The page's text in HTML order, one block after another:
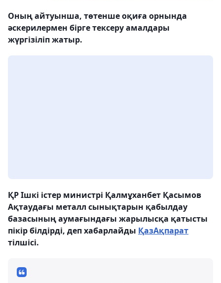
Оның айтуынша, төтенше оқиға орнында
әскерилермен бірге тексеру амалдары
жүргізіліп жатыр.
ҚР Ішкі істер министрі Қалмұханбет Қасымов
Ақтаудағы металл сынықтарын қабылдау
базасының аумағындағы жарылысқа қатысты
пікір білдірді, деп хабарлайды ҚазАқпарат
тілшісі.